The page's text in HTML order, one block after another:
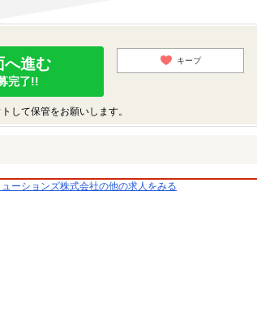
へ進む
完了!!
キープ
して保管をお願いします。
ーションズ株式会社の他の求人をみる